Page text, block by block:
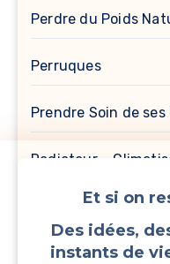
Et si on
Des idées,
instants de
Perdre du Poids
Perruques
Prendre Soin de
Radiateur –
Recettes
Réfrigérateur –